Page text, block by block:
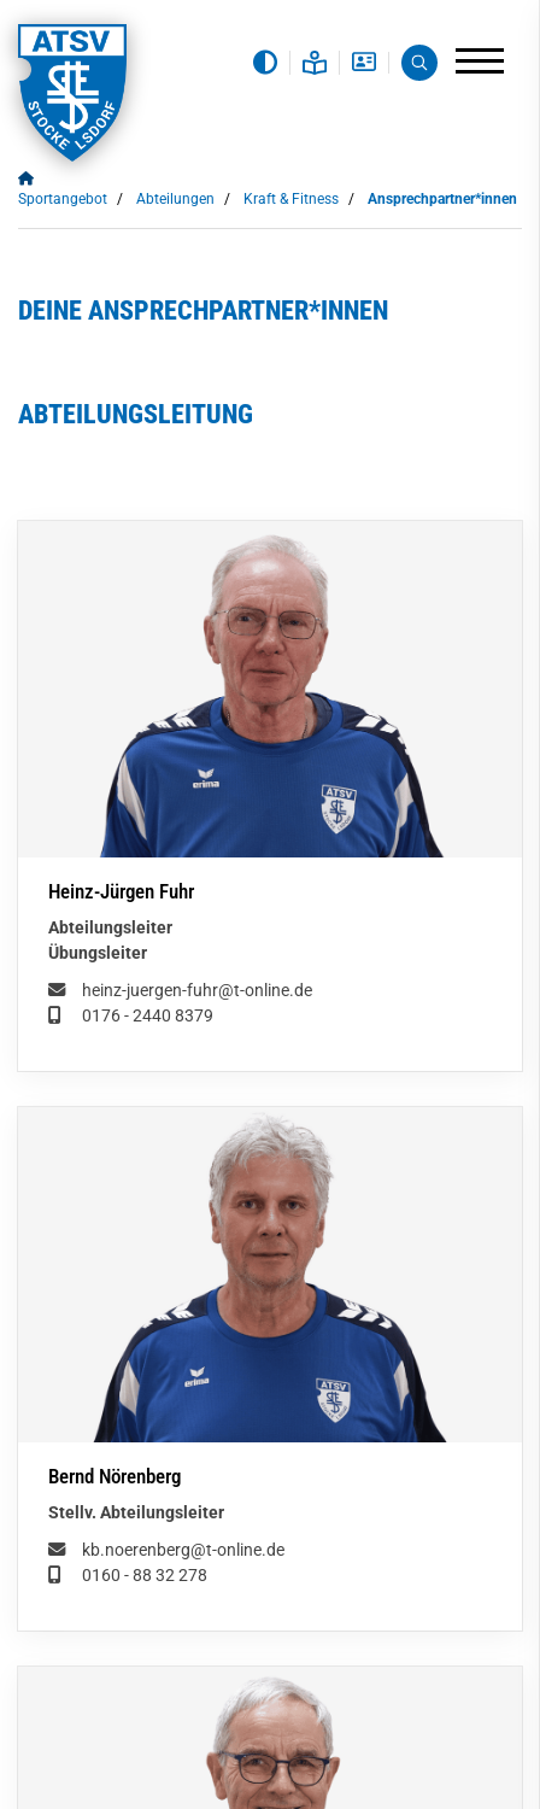
Sportangebot Abteilungen Kraft & Fitness Ansprechpartner*innen
DEINE ANSPRECHPARTNER*INNEN
ABTEILUNGSLEITUNG
Heinz-Jürgen Fuhr
Abteilungsleiter
Übungsleiter
heinz-juergen-fuhr@t-online.de
0176 - 2440 8379
Bernd Nörenberg
Stellv. Abteilungsleiter
kb.noerenberg@t-online.de
0160 - 88 32 278